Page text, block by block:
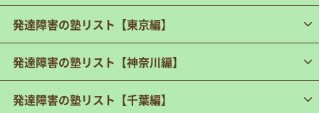
発達障害の塾リスト【東京編】
発達障害の塾リスト【神奈川編】
発達障害の塾リスト【千葉編】